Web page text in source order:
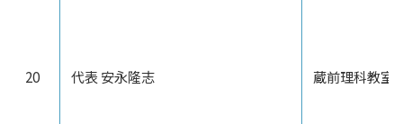
20 代表 安永隆志 蔵前理科教室